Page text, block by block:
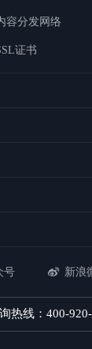
容分发网络
证书
号 新浪
热线：400-